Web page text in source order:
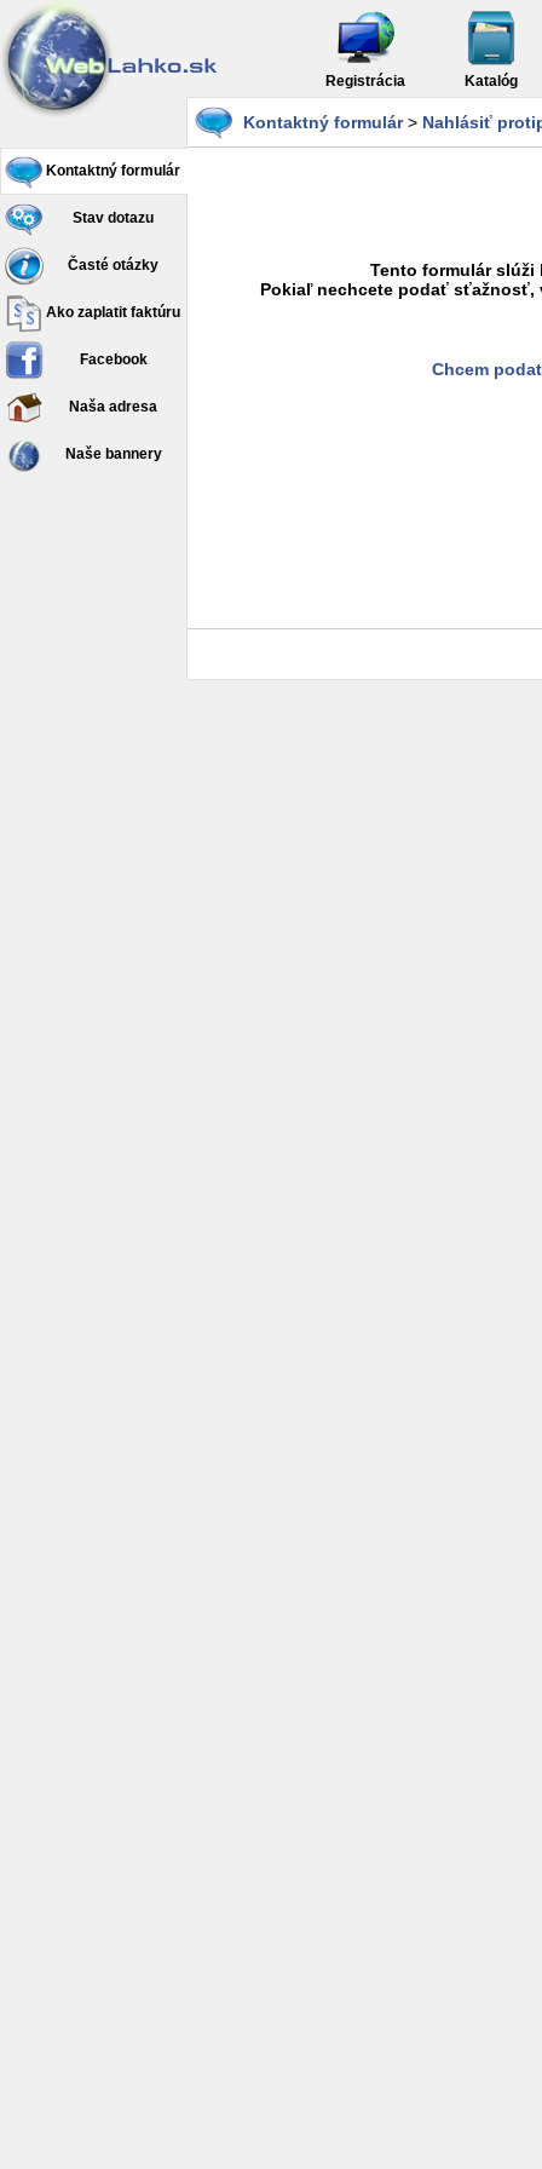
Registrácia Katalóg
Kontaktný formulár
Stav dotazu
Časté otázky
Ako zaplatit faktúru
Facebook
Naša adresa
Naše bannery
Kontaktný formulár> Nahlásiť
Tento formulár
Pokiaľ nechcete podať
Chcem